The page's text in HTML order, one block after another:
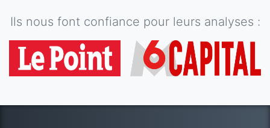
Ils nous font confiance pour leurs analyses :